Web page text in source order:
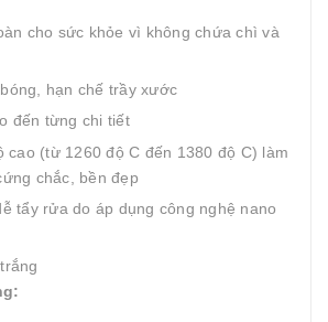
cho sức khỏe vì không chứa chì và
hạn chế trầy xước
đến từng chi tiết
cao (từ 1260 độ C đến 1380 độ C) làm
chắc, bền đẹp
tẩy rửa do áp dụng công nghệ nano